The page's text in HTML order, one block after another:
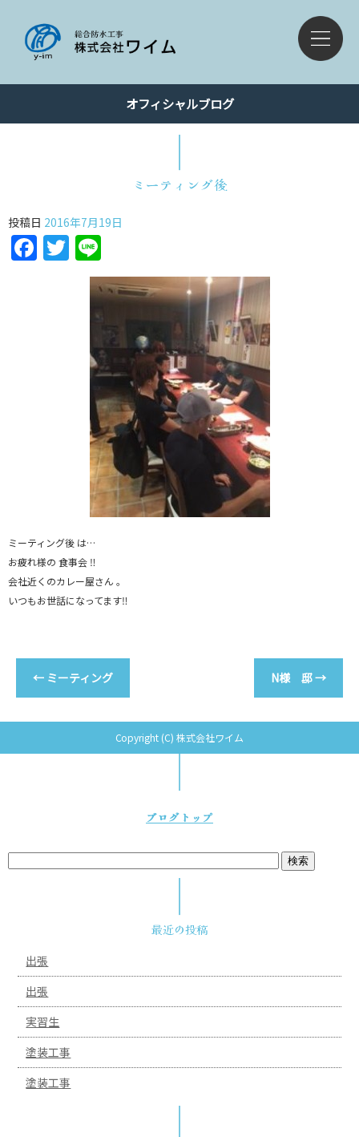
オフィシャルブログ
ミーティング後
投稿日 2016年7月19日
Facebook
Twitter
ミーティング後 は…
お疲れ様の 食事会 ‼︎
会社近くのカレー屋さん 。
いつもお世話になってます‼︎
← ミーティング N様 邸→
Copyright (C) 株式会社ワイム
ブログトップ
最近の投稿
出張
出張
実習生
塗装工事
塗装工事